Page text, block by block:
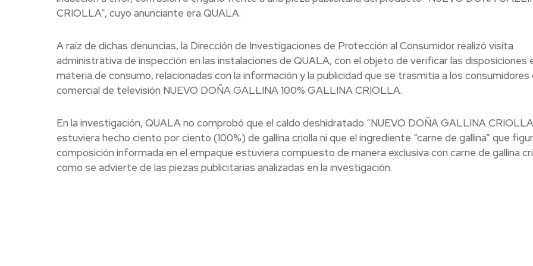
CRIOLLA”, cuyo anunciante era QUALA.
A raíz de dichas denuncias, la Dirección de Investigaciones de Protección al Consumidor realizó visita
administrativa de inspección en las instalaciones de QUALA, con el objeto de verificar las disposiciones
materia de consumo, relacionadas con la información y la publicidad que se trasmitía a los consumidores
comercial de televisión NUEVO DOÑA GALLINA 100% GALLINA CRIOLLA.
En la investigación, QUALA no comprobó que el caldo deshidratado “NUEVO DOÑA GALLINA
estuviera hecho ciento por ciento (100%) de gallina criolla ni que el ingrediente “carne de gallina” que
composición informada en el empaque estuviera compuesto de manera exclusiva con carne de gallina
como se advierte de las piezas publicitarias analizadas en la investigación.